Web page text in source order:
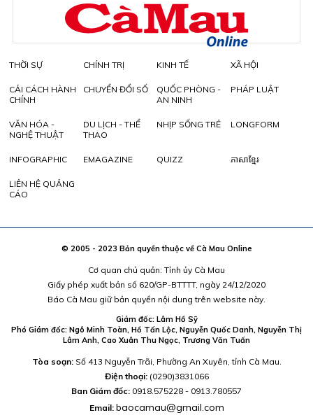
THỜI SỰ CHÍNH TRỊ KINH TẾ XÃ HỘI
CẢI CÁCH HÀNH
CHÍNH
CHUYỂN ĐỔI SỐ
QUỐC PHÒNG -
AN NINH
PHÁP LUẬT
VĂN HÓA -
NGHỆ THUẬT
DU LỊCH - THỂ
THAO
NHỊP SỐNG TRẺ LONGFORM
INFOGRAPHIC EMAGAZINE QUIZZ ភាសាខ្មែរ
LIÊN HỆ QUẢNG
CÁO
© 2005 - 2023 Bản quyền thuộc về Cà Mau Online
Cơ quan chủ quản: Tỉnh ủy Cà Mau
Giấy phép xuất bản số 620/GP-BTTTT, ngày 24/12/2020
Báo Cà Mau giữ bản quyền nội dung trên website này.
Giám đốc: Lâm Hồ Sỹ
Phó Giám đốc: Ngô Minh Toàn, Hồ Tấn Lộc, Nguyễn Quốc Danh, Nguyễn Thị
Lâm Anh, Cao Xuân Thu Ngọc, Trương Văn Tuấn
Tòa soạn:Số 413 Nguyễn Trãi, Phường An Xuyên, tỉnh Cà Mau.
Điện thoại: (0290)3831066
Ban Giám đốc: 0918.575228 - 0913.780557
Email: baocamau@gmail.com